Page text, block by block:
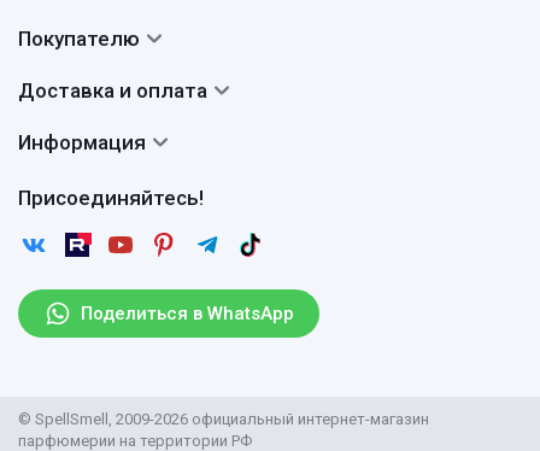
Поделиться в WhatsApp
Присоединяйтесь!
Авторы
Сертификаты
Покупателю
Вопросы и ответы
Отзывы
Статьи
Рассылка
Доставка и оплата
Доставка
Возврат
Информация
Пользовательское соглашение
Защита персональных данных
Правила продажи товаров (Постановление Правительства
Поставщикам
© SpellSmell, 2009-2026 официальный интернет-магазин
парфюмерии на территории РФ